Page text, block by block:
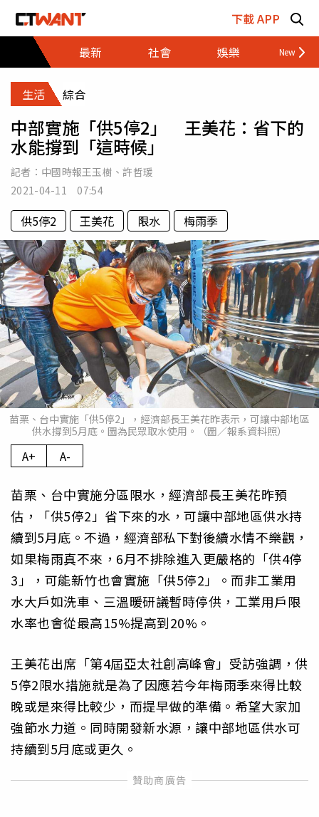
下載 APP
最新
社會 娛樂 財經
生活 綜合
中部實施「供5停2」 王美花：省下的
水能撐到「這時候」
記者： 中國時報王玉樹 、許哲瑗
2021-04-11 07:54
供5停2 王美花 限水 梅雨季
苗栗、台中實施「供5停2」，經濟部長王美花昨表示，可讓中部地區
供水撐到5月底。圖為民眾取水使用。（圖／報系資料照）
A+ A-
苗栗、台中實施分區限水，經濟部長王美花昨預
估，「供5停2」省下來的水，可讓中部地區供水持
續到5月底。不過，經濟部私下對後續水情不樂觀，
如果梅雨真不來，6月不排除進入更嚴格的「供4停
3」，可能新竹也會實施「供5停2」。而非工業用
水大戶如洗車、三溫暖研議暫時停供，工業用戶限
水率也會從最高15%提高到20%。
王美花出席「第4屆亞太社創高峰會」受訪強調，供
5停2限水措施就是為了因應若今年梅雨季來得比較
晚或是來得比較少，而提早做的準備。希望大家加
強節水力道。同時開發新水源，讓中部地區供水可
持續到5月底或更久。